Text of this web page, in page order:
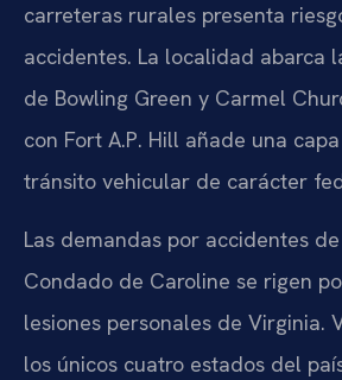
carreteras rurales presenta
accidentes. La localidad abarca
de Bowling Green y Carmel
con Fort A.P. Hill añade una
tránsito vehicular de carácter
Las demandas por accidentes
Condado de Caroline se rigen
lesiones personales de Virginia.
los únicos cuatro estados del